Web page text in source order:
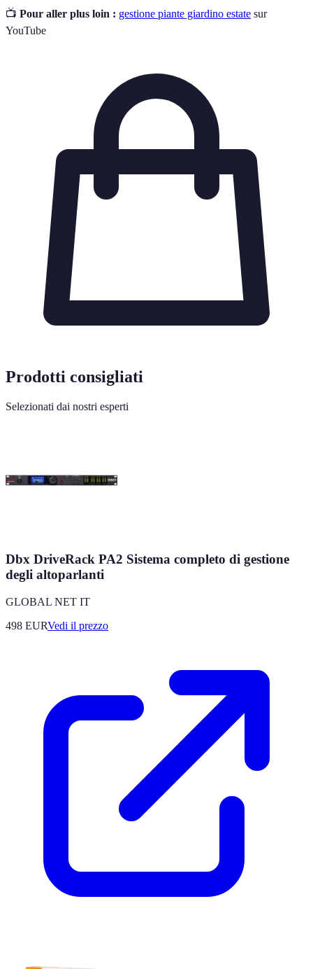
📺 Pour aller plus loin : gestione piante giardino estate sur
YouTube
Prodotti consigliati
Selezionati dai nostri esperti
Dbx DriveRack PA2 Sistema completo di gestione
degli altoparlanti
GLOBAL NET IT
498 EURVedi il prezzo